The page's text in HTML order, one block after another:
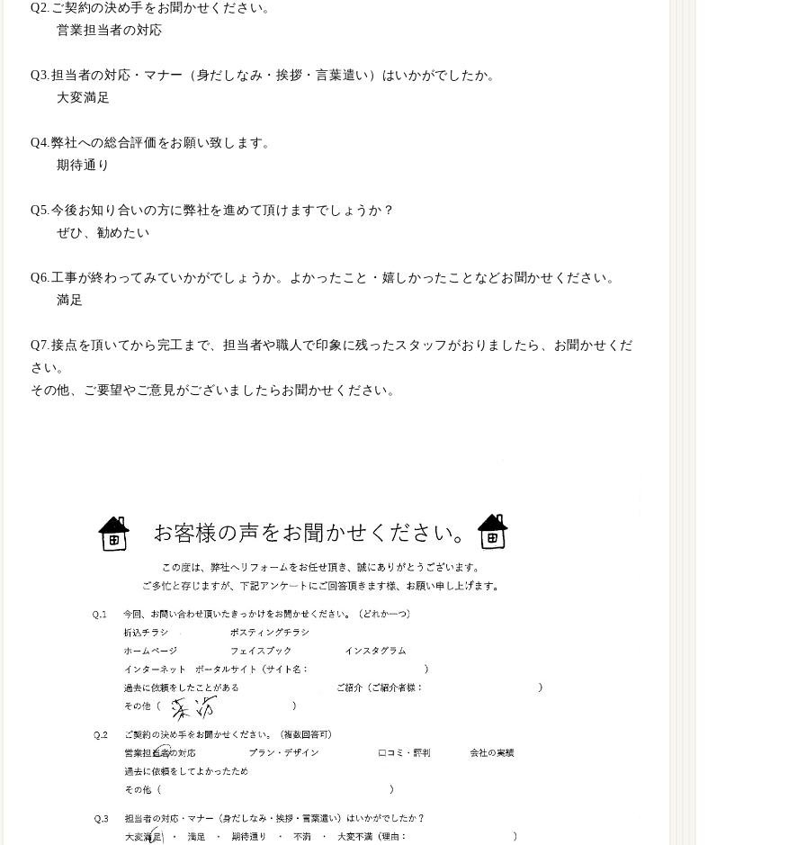
Q2.ご契約の決め手をお聞かせください。
営業担当者の対応
Q3.担当者の対応・マナー（身だしなみ・挨拶・言葉遣い）はいかがでしたか。
大変満足
Q4.弊社への総合評価をお願い致します。
期待通り
Q5.今後お知り合いの方に弊社を進めて頂けますでしょうか？
ぜひ、勧めたい
Q6.工事が終わってみていかがでしょうか。よかったこと・嬉しかったことなどお聞かせください。
満足
Q7.接点を頂いてから完工まで、担当者や職人で印象に残ったスタッフがおりましたら、お聞かせくだ
さい。
その他、ご要望やご意見がございましたらお聞かせください。